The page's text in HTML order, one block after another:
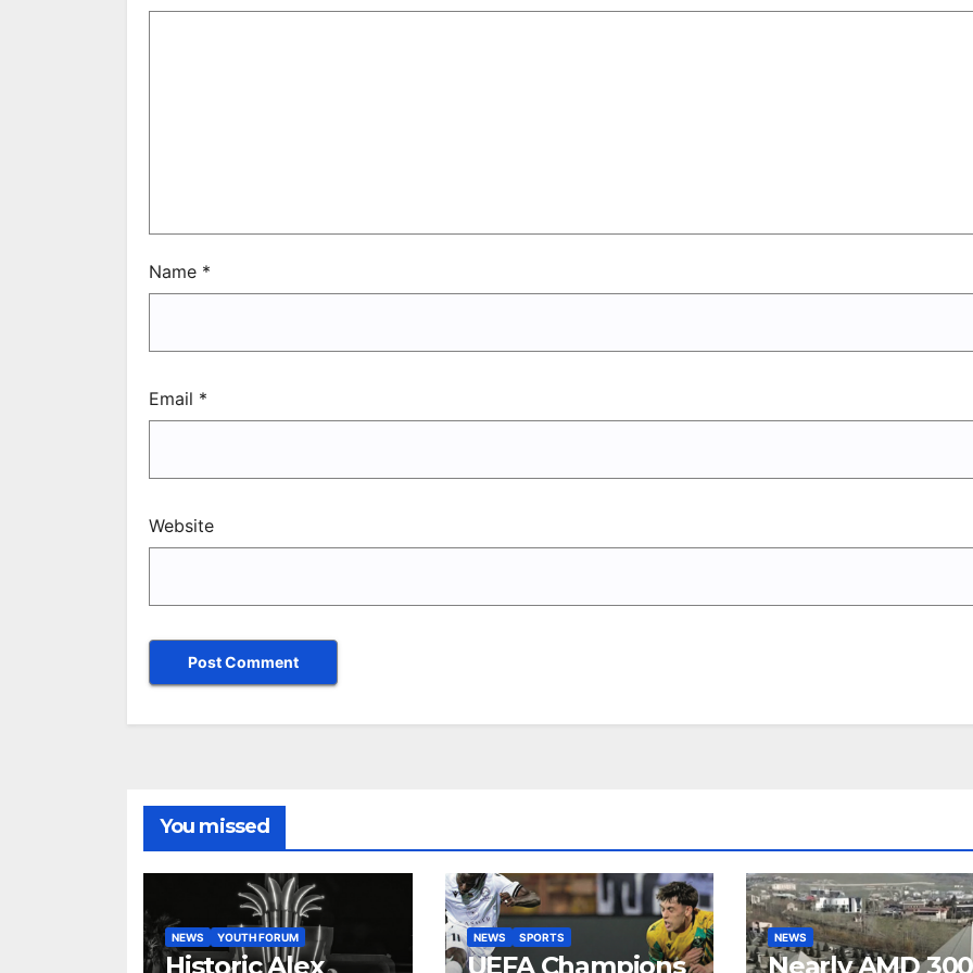
Name *
Email *
Website
You missed
NEWS YOUTH FORUM
Historic Alex
NEWS SPORTS
UEFA Champions
NEWS
Nearly AMD 300